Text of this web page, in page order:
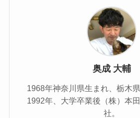
奥成 大輔
1968年神奈川県生まれ、栃木
1992年、大学卒業後（株）本
社。